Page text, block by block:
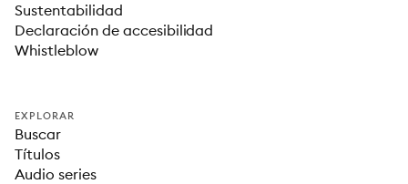
Sustentabilidad
Declaración de accesibilidad
Whistleblow
EXPLORAR
Buscar
Títulos
Audio series